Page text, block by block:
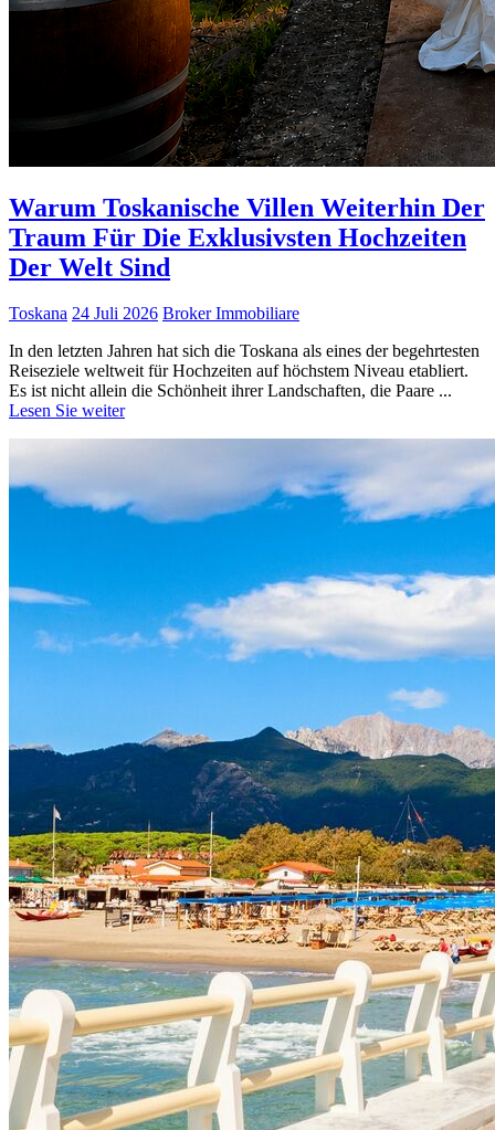
Warum Toskanische Villen Weiterhin Der
Traum Für Die Exklusivsten Hochzeiten
Der Welt Sind
Toskana 24 Juli 2026 Broker Immobiliare
In den letzten Jahren hat sich die Toskana als eines der begehrtesten
Reiseziele weltweit für Hochzeiten auf höchstem Niveau etabliert.
Es ist nicht allein die Schönheit ihrer Landschaften, die Paare ...
Lesen Sie weiter